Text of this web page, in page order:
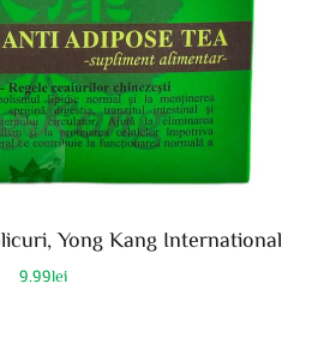
Yong Kang International
9.99lei